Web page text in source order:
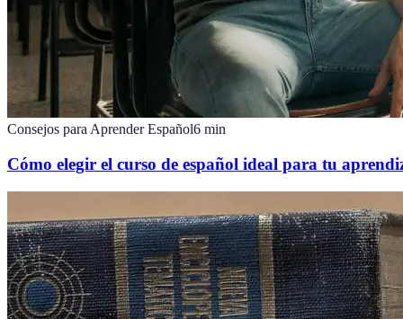
Consejos para Aprender Español6 min
Cómo elegir el curso de español ideal para tu